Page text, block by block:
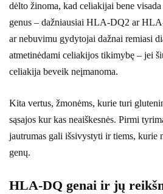
dėlto žinoma, kad celiakijai bene
genus – dažniausiai HLA-DQ2 ar
ar nebuvimu gydytojai dažnai remiasi
atmetinėdami celiakijos tikimybę – jei
celiakija beveik neįmanoma.
Kita vertus, žmonėms, kurie turi
sąsajos kur kas neaiškesnės. Pirmi
jautrumas gali išsivystyti ir tiems, kurie
genų.
HLA-DQ genai ir jų